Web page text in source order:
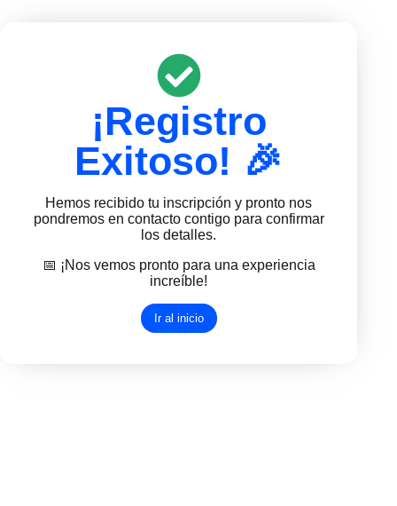
¡Registro
Exitoso! 🎉
Hemos recibido tu inscripción y pronto nos
pondremos en contacto contigo para confirmar
los detalles.
📅 ¡Nos vemos pronto para una experiencia
increíble!
Ir al inicio